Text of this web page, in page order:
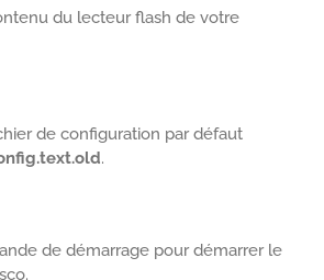
du lecteur flash de votre
de configuration par défaut
.
de démarrage pour démarrer le